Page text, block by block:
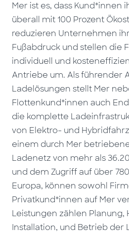
Mer ist es, dass Kund*innen
überall mit 100 Prozent
reduzieren Unternehmen
Fußabdruck und stellen die
individuell und
Antriebe um. Als führender
Ladelösungen stellt Mer
Flottenkund*innen auch
die komplette
von Elektro- und
einem durch Mer
Ladenetz von mehr als 36.2
und dem Zugriff auf über
Europa, können sowohl
Privatkund*innen auf Mer
Leistungen zählen Planung,
Installation, und Betrieb der